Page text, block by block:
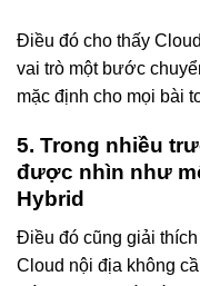
Điều đó cho thấy
vai trò một bước
mặc định cho mọi bài
5. Trong nhiều
được nhìn như
Hybrid
Điều đó cũng giải
Cloud nội địa không